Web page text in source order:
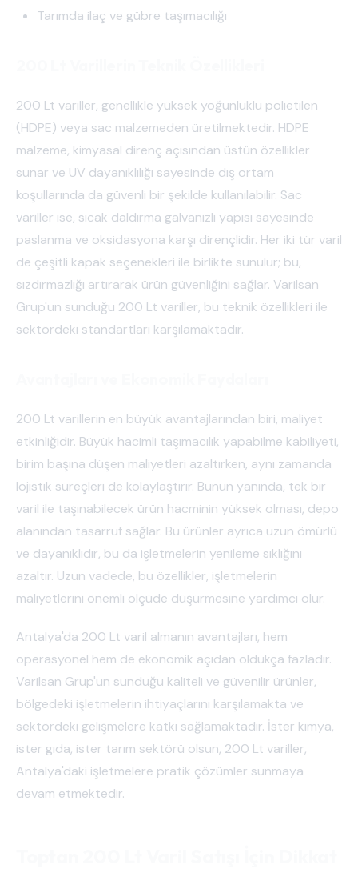
Tarımda ilaç ve gübre taşımacılığı
200 Lt variller, genellikle yüksek yoğunluklu polietilen
(HDPE) veya sac malzemeden üretilmektedir. HDPE
malzeme, kimyasal direnç açısından üstün özellikler
sunar ve UV dayanıklılığı sayesinde dış ortam
koşullarında da güvenli bir şekilde kullanılabilir. Sac
variller ise, sıcak daldırma galvanizli yapısı sayesinde
paslanma ve oksidasyona karşı dirençlidir. Her iki tür varil
de çeşitli kapak seçenekleri ile birlikte sunulur; bu,
sızdırmazlığı artırarak ürün güvenliğini sağlar. Varilsan
Grup'un sunduğu 200 Lt variller, bu teknik özellikleri ile
sektördeki standartları karşılamaktadır.
200 Lt varillerin en büyük avantajlarından biri, maliyet
etkinliğidir. Büyük hacimli taşımacılık yapabilme kabiliyeti,
birim başına düşen maliyetleri azaltırken, aynı zamanda
lojistik süreçleri de kolaylaştırır. Bunun yanında, tek bir
varil ile taşınabilecek ürün hacminin yüksek olması, depo
alanından tasarruf sağlar. Bu ürünler ayrıca uzun ömürlü
ve dayanıklıdır, bu da işletmelerin yenileme sıklığını
azaltır. Uzun vadede, bu özellikler, işletmelerin
maliyetlerini önemli ölçüde düşürmesine yardımcı olur.
Antalya'da 200 Lt varil almanın avantajları, hem
operasyonel hem de ekonomik açıdan oldukça fazladır.
Varilsan Grup'un sunduğu kaliteli ve güvenilir ürünler,
bölgedeki işletmelerin ihtiyaçlarını karşılamakta ve
sektördeki gelişmelere katkı sağlamaktadır. İster kimya,
ister gıda, ister tarım sektörü olsun, 200 Lt variller,
Antalya'daki işletmelere pratik çözümler sunmaya
devam etmektedir.